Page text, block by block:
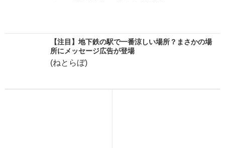
【注目】地下鉄の駅で一番涼しい場所？まさかの場
所にメッセージ広告が登場
(ねとらぼ)